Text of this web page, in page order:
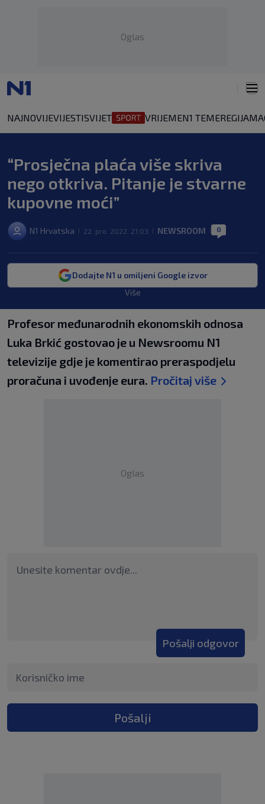
Oglas
NAJNOVIJEVIJESTISVIJET VRIJEMEN1 TEMEREGIJA
“Prosječna plaća više skriva
nego otkriva. Pitanje je stvarne
kupovne moći”
N1 Hrvatska 22. pro. 2022. 21:03 NEWSROOM 0
Dodajte N1 u omiljeni Google izvor
Više
Profesor međunarodnih ekonomskih odnosa
Luka Brkić gostovao je u Newsroomu N1
televizije gdje je komentirao preraspodjelu
proračuna i uvođenje eura. Pročitaj više
Oglas
Pošalji odgovor
Pošalji